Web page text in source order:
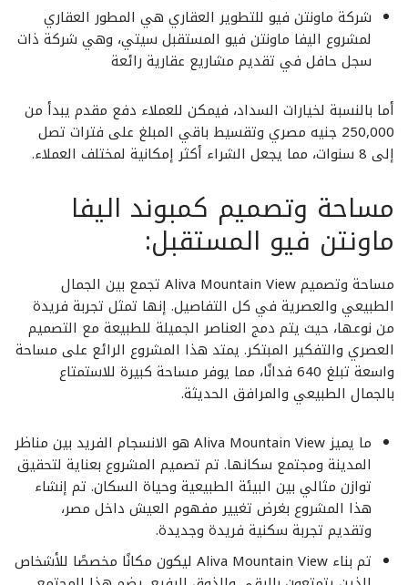
شركة ماونتن فيو للتطوير العقاري هي المطور العقاري
لمشروع اليفا ماونتن فيو المستقبل سيتي، وهي شركة ذات
سجل حافل في تقديم مشاريع عقارية رائعة
أما بالنسبة لخيارات السداد، فيمكن للعملاء دفع مقدم يبدأ من
250,000 جنيه مصري وتقسيط باقي المبلغ على فترات تصل
إلى 8 سنوات، مما يجعل الشراء أكثر إمكانية لمختلف العملاء.
مساحة وتصميم كمبوند اليفا
ماونتن فيو المستقبل:
مساحة وتصميم Aliva Mountain View تجمع بين الجمال
الطبيعي والعصرية في كل التفاصيل. إنها تمثل تجربة فريدة
من نوعها، حيث يتم دمج العناصر الجميلة للطبيعة مع التصميم
العصري والتفكير المبتكر. يمتد هذا المشروع الرائع على مساحة
واسعة تبلغ 640 فدانًا، مما يوفر مساحة كبيرة للاستمتاع
بالجمال الطبيعي والمرافق الحديثة.
ما يميز Aliva Mountain View هو الانسجام الفريد بين مناظر
المدينة ومجتمع سكانها. تم تصميم المشروع بعناية لتحقيق
توازن مثالي بين البيئة الطبيعية وحياة السكان. تم إنشاء
هذا المشروع بغرض تغيير مفهوم العيش داخل مصر،
وتقديم تجربة سكنية فريدة وجديدة.
تم بناء Aliva Mountain View ليكون مكانًا مخصصًا للأشخاص